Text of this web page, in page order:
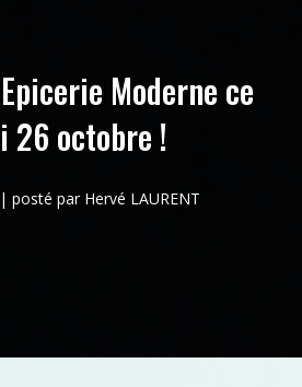
Moderne ce
26 octobre !
posté par Hervé LAURENT